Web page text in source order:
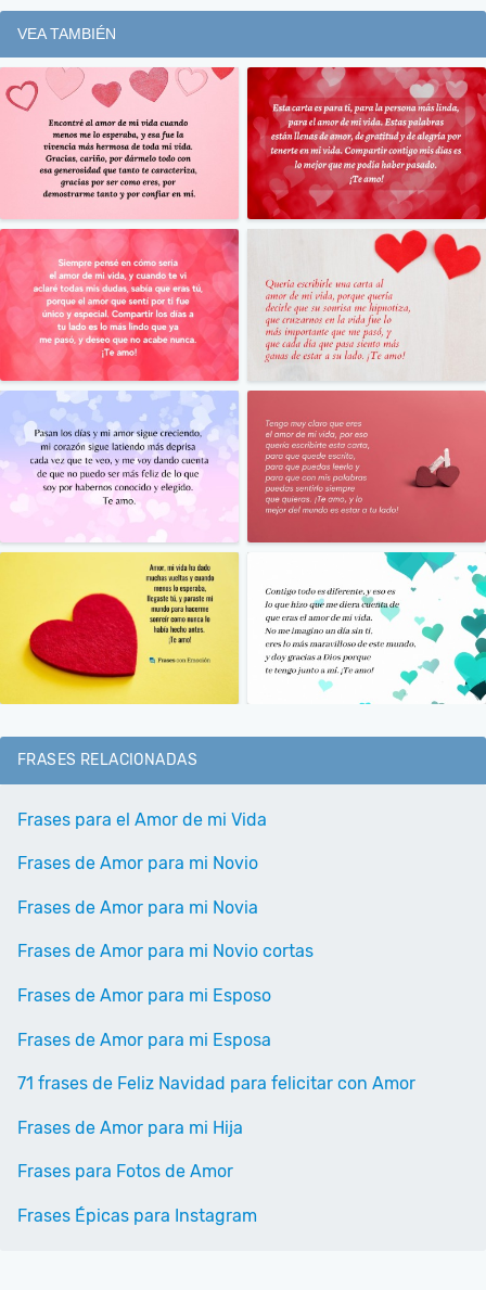
VEA TAMBIÉN
FRASES RELACIONADAS
Frases para el Amor de mi Vida
Frases de Amor para mi Novio
Frases de Amor para mi Novia
Frases de Amor para mi Novio cortas
Frases de Amor para mi Esposo
Frases de Amor para mi Esposa
71 frases de Feliz Navidad para felicitar con Amor
Frases de Amor para mi Hija
Frases para Fotos de Amor
Frases Épicas para Instagram